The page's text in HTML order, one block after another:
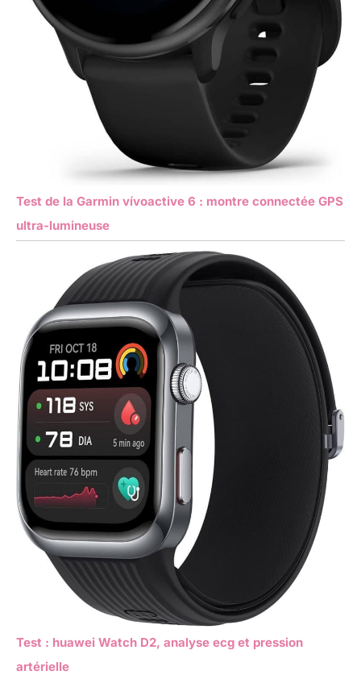
Test de la Garmin vívoactive 6 : montre connectée GPS
ultra-lumineuse
Test : huawei Watch D2, analyse ecg et pression
artérielle